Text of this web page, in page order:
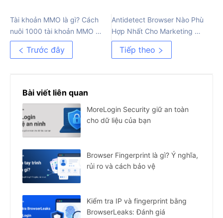
Tài khoản MMO là gì? Cách
nuôi 1000 tài khoản MMO rẻ
nhất
Trước đây
Antidetect Browser Nào Phù
Hợp Nhất Cho Marketing Đa
Tài Khoản 2025
Tiếp theo
Bài viết liên quan
MoreLogin Security giữ an toàn
cho dữ liệu của bạn
Browser Fingerprint là gì? Ý nghĩa,
rủi ro và cách bảo vệ
Kiểm tra IP và fingerprint bằng
BrowserLeaks: Đánh giá